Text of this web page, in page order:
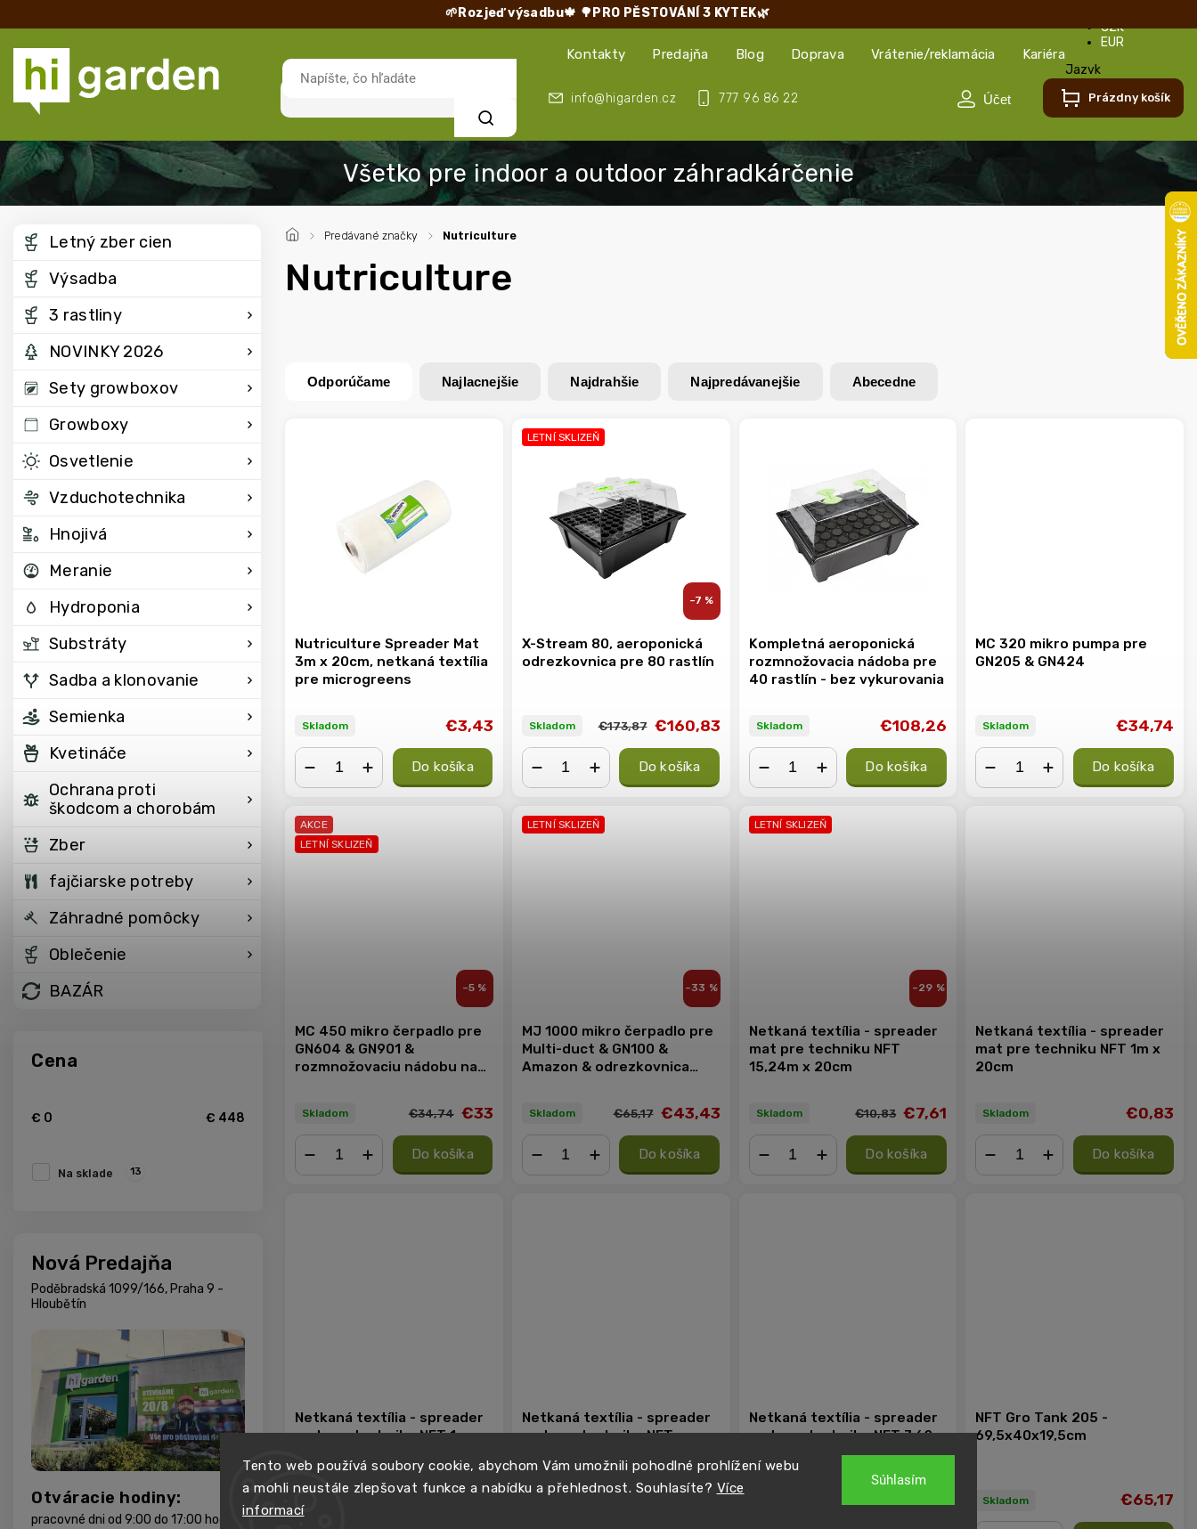
Tento web používá soubory cookie, abychom Vám umožnili pohodlné prohlížení webu
a mohli neustále zlepšovat funkce a nabídku a přehlednost. Souhlasíte? Více
informací
Súhlasím
🌱Rozjeď výsadbu🍁 🌳PRO PĚSTOVÁNÍ 3 KYTEK🌿
777 96 86 22
info@higarden.cz
Kontakty Predajňa Blog Doprava Vrátenie/reklamácia Kariéra
CZK
EUR
Jazyk
Slovenčina
Hľadať
Prázdny košík
/ Predávané značky / Nutriculture
Letný zber cien
Výsadba
3 rastliny
NOVINKY 2026
Sety growboxov
Growboxy
Osvetlenie
Vzduchotechnika
Hnojivá
Meranie
Hydroponia
Substráty
Sadba a klonovanie
Semienka
Kvetináče
Ochrana proti
škodcom a chorobám
Zber
fajčiarske potreby
Záhradné pomôcky
Oblečenie
BAZÁR
Cena
€ 0 € 448
Na sklade 13
Nová Predajňa
Poděbradská 1099/166, Praha 9 -
Hloubětín
Otváracie hodiny:
pracovné dni od 9:00 do 17:00 hodín
Nutriculture
Odporúčame Najlacnejšie Najdrahšie Najpredávanejšie Abecedne
Nutriculture Spreader Mat
3m x 20cm, netkaná textília
pre microgreens
Skladom €3,43
Do košíka
LETNÍ SKLIZEŇ
–7 %
X-Stream 80, aeroponická
odrezkovnica pre 80 rastlín
Skladom €173,87 €160,83
Do košíka
Kompletná aeroponická
rozmnožovacia nádoba pre
40 rastlín - bez vykurovania
Skladom €108,26
Do košíka
MC 320 mikro pumpa pre
GN205 & GN424
Skladom €34,74
Do košíka
AKCE
LETNÍ SKLIZEŇ
–5 %
MC 450 mikro čerpadlo pre
GN604 & GN901 &
rozmnožovaciu nádobu na
Skladom €34,74 €33
Do košíka
LETNÍ SKLIZEŇ
–33 %
MJ 1000 mikro čerpadlo pre
Multi-duct & GN100 &
Amazon & odrezkovnica
Skladom €65,17 €43,43
Do košíka
LETNÍ SKLIZEŇ
–29 %
Netkaná textília - spreader
mat pre techniku NFT
15,24m x 20cm
Skladom €10,83 €7,61
Do košíka
Netkaná textília - spreader
mat pre techniku NFT 1m x
20cm
Skladom €0,83
Do košíka
Netkaná textília - spreader
mat pre techniku NFT 1m x
Netkaná textília - spreader
mat pre techniku NFT
€17,35
Netkaná textília - spreader
mat pre techniku NFT 7,62m
NFT Gro Tank 205 -
69,5x40x19,5cm
Skladom €65,17